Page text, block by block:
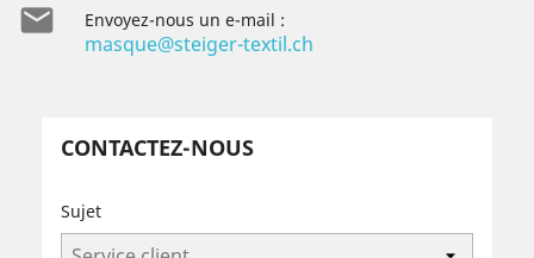
 Envoyez-nous un e-mail :
masque@steiger-textil.ch
CONTACTEZ-NOUS
Sujet